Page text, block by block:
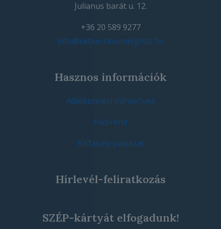
Julianus barát u. 12.
+36 20 589 9277
info@ketkerekvendeghaz.hu
Hasznos információk
Adatkezelési iránye/lvek
Házirend
Kisfaludy pályázat
Hírlevél-feliratkozás
SZÉP-kártyát elfogadunk!